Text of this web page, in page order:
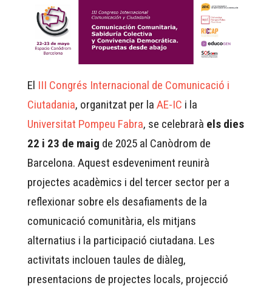
El III Congrés Internacional de Comunicació i
Ciutadania, organitzat per la AE-IC i la
Universitat Pompeu Fabra, se celebrarà els dies
22 i 23 de maig de 2025 al Canòdrom de
Barcelona. Aquest esdeveniment reunirà
projectes acadèmics i del tercer sector per a
reflexionar sobre els desafiaments de la
comunicació comunitària, els mitjans
alternatius i la participació ciutadana. Les
activitats inclouen taules de diàleg,
presentacions de projectes locals, projecció